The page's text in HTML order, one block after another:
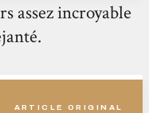
assez incroyable
ARTICLE ORIGINAL